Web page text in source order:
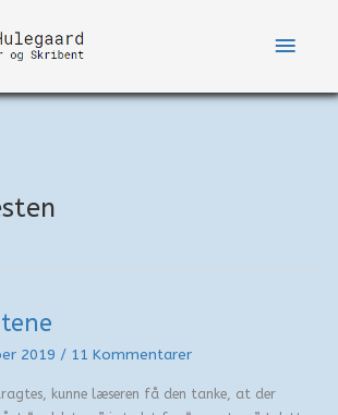
2019 / 11 Kommentarer
kunne læseren få den tanke, at der